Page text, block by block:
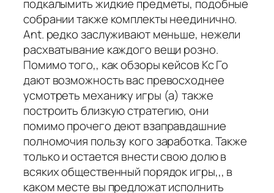
подкалымить жидкие предметы, подобные
собрании также комплекты неединично.
Ant. редко заслуживают меньше, нежели
расхватывание каждого вещи розно.
Помимо того,, как обзоры кейсов Кс Го
дают возможность вас превосходнее
усмотреть механику игры (а) также
построить близкую стратегию, они
помимо прочего деют взаправдашние
полномочия пользу кого заработка. Также
только и остается внести свою долю в
всяких общественный порядок игры,,, в
каком месте вы предложат исполнить